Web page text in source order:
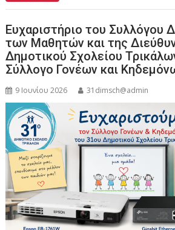
Ευχαριστήριο του Συλλόγου
των Μαθητών και της
Δημοτικού Σχολείου
Σύλλογο Γονέων και
9 Ιουνίου 2026 31dimsch@admin